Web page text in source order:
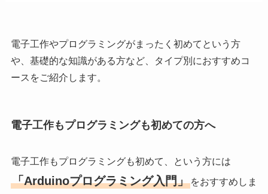
電子工作やプログラミングがまったく初めてという方
や、基礎的な知識がある方など、タイプ別におすすめコ
ースをご紹介します。
電子工作もプログラミングも初めての方へ
電子工作もプログラミングも初めて、という方には
「Arduinoプログラミング入門」をおすすめしま